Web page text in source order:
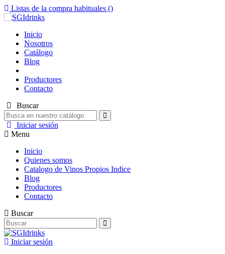
Listas de la compra habituales ()
Inicio
Nosotros
Catálogo
Blog
Productores
Contacto
Buscar
Iniciar sesión
Menu
Inicio
Quienes somos
Catalogo de Vinos Propios Indice
Blog
Productores
Contacto
Buscar
Iniciar sesión